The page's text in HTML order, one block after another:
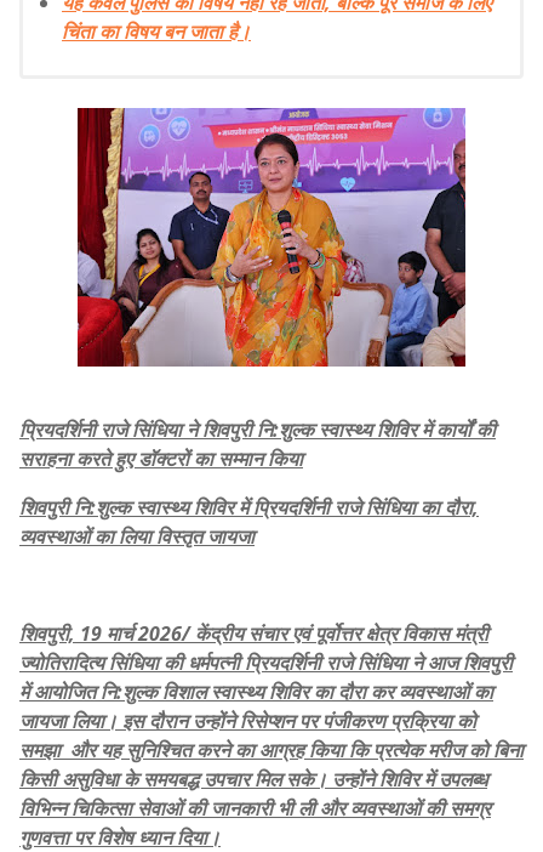
चिंता का विषय बन जाता है।
प्रियदर्शिनी राजे सिंधिया ने शिवपुरी नि:शुल्क स्वास्थ्य शिविर में कार्यों की
सराहना करते हुए डॉक्टरों का सम्मान किया
शिवपुरी नि:शुल्क स्वास्थ्य शिविर में प्रियदर्शिनी राजे सिंधिया का दौरा,
व्यवस्थाओं का लिया विस्तृत जायजा
शिवपुरी, 19 मार्च 2026/ केंद्रीय संचार एवं पूर्वोत्तर क्षेत्र विकास मंत्री
ज्योतिरादित्य सिंधिया की धर्मपत्नी प्रियदर्शिनी राजे सिंधिया ने आज शिवपुरी
में आयोजित नि:शुल्क विशाल स्वास्थ्य शिविर का दौरा कर व्यवस्थाओं का
जायजा लिया। इस दौरान उन्होंने रिसेप्शन पर पंजीकरण प्रक्रिया को
समझा और यह सुनिश्चित करने का आग्रह किया कि प्रत्येक मरीज को बिना
किसी असुविधा के समयबद्ध उपचार मिल सके। उन्होंने शिविर में उपलब्ध
विभिन्न चिकित्सा सेवाओं की जानकारी भी ली और व्यवस्थाओं की समग्र
गुणवत्ता पर विशेष ध्यान दिया।